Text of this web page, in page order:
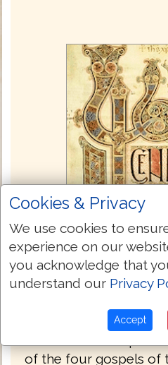
Wessex
The Wessex Gospels
of the four gospels of
Cookies & Privacy
We use cookies to
experience on our
you acknowledge that
understand our Privacy
Accept